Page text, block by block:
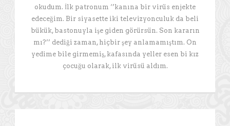
okudum. İlk patronum ‘’kanına bir virüs enjekte
edeceğim. Bir siyasette iki televizyonculuk da beli
bükük, bastonuyla işe giden görürsün. Son kararın
mı?’’ dediği zaman, hiçbir şey anlamamıştım. On
yedime bile girmemiş, kafasında yeller esen bi kız
çocuğu olarak, ilk virüsü aldım.